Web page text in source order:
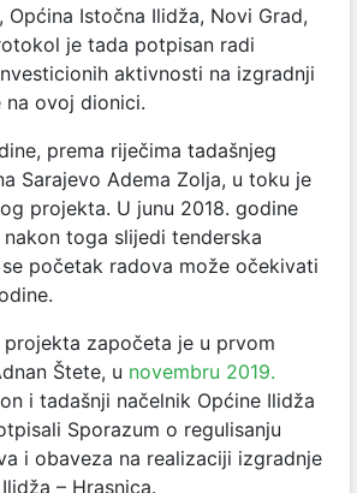
Općina Istočna Ilidža, Novi Grad,
je tada potpisan radi
aktivnosti na izgradnji
na ovoj dionici.
prema riječima tadašnjeg
Sarajevo Adema Zolja, u toku je
projekta. U junu 2018. godine
toga slijedi tenderska
početak radova može očekivati
projekta započeta je u prvom
Štete, u novembru 2019.
i tadašnji načelnik Općine Ilidža
Sporazum o regulisanju
i obaveza na realizaciji izgradnje
– Hrasnica.